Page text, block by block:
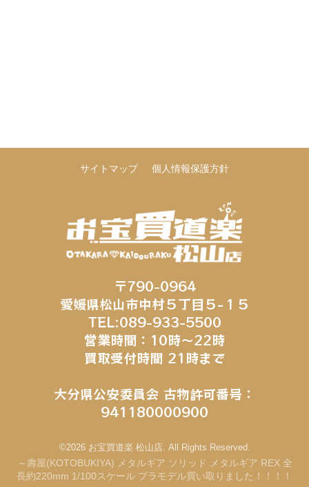
サイトマップ 個人情報保護方針
〒790-0964
愛媛県松山市中村５丁目５−１５
TEL:089-933-5500
営業時間：10時～22時
買取受付時間 21時まで
大分県公安委員会 古物許可番号：
941180000900
©2026 お宝買道楽 松山店. All Rights Reserved.
～壽屋(KOTOBUKIYA) メタルギア ソリッド メタルギア REX 全
長約220mm 1/100スケール プラモデル買い取りました！！！！